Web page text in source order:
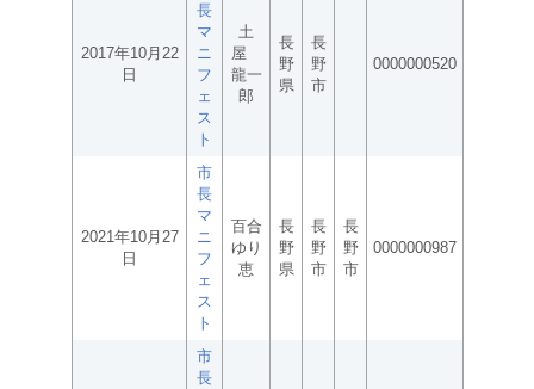
2017年10月22
日
長
マ
ニ
フ
ェ
ス
ト
土
屋
龍一
郎
長
野
県
長
野
市
0000000520
2021年10月27
日
市
長
マ
ニ
フ
ェ
ス
ト
百合
ゆり
恵
長
野
県
長
野
市
長
野
市
0000000987
市
長